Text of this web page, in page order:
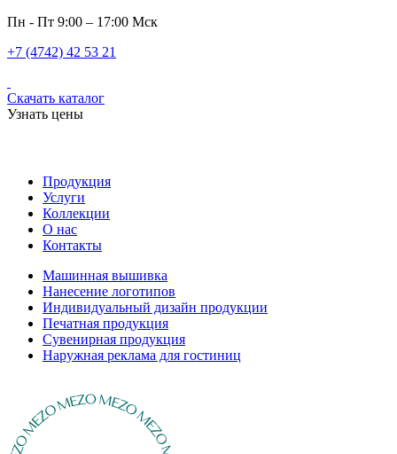
Пн - Пт 9:00 – 17:00 Мск
+7 (4742) 42 53 21
Скачать каталог
Узнать цены
Продукция
Услуги
Коллекции
О нас
Контакты
Машинная вышивка
Нанесение логотипов
Индивидуальный дизайн продукции
Печатная продукция
Сувенирная продукция
Наружная реклама для гостиниц